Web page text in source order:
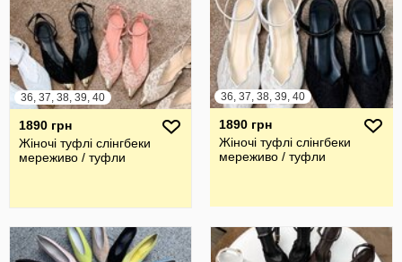
36, 37, 38, 39, 40
1890 грн
Жіночі туфлі слінгбеки
мереживо / туфли
36, 37, 38, 39, 40
1890 грн
Жіночі туфлі слінгбеки
мереживо / туфли